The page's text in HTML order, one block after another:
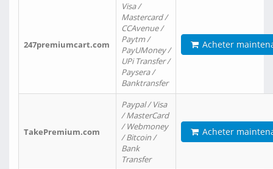
247premiumcart.com
Visa /
Mastercard /
CCAvenue /
Paytm /
PayUMoney /
UPi Transfer /
Paysera /
Banktransfer
Acheter
TakePremium.com
Paypal / Visa
/ MasterCard
/ Webmoney
/ Bitcoin /
Bank
Transfer
Acheter